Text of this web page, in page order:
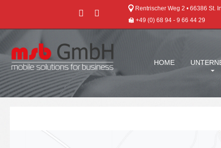
Rentrischer Weg 2 • 66386 St.
+49 (0) 68 94 - 9 66 44 29
HOME
UND